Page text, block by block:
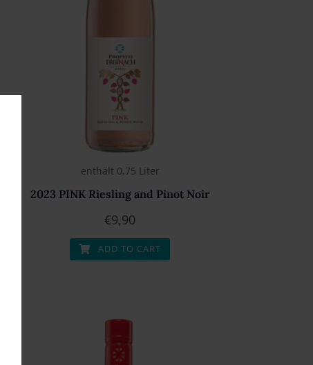
enthält 0,75 Liter
2023 PINK Riesling and Pinot Noir
€9,90
ADD TO CART